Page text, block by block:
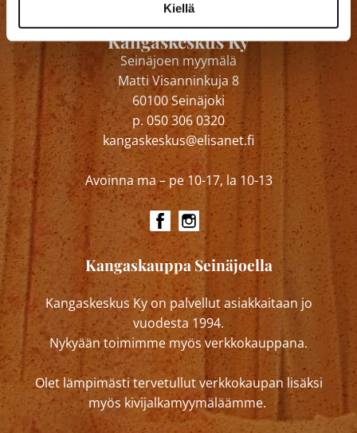
Kiellä
Kangaskeskus Ky
Seinäjoen myymälä
Matti Visanninkuja 8
60100 Seinäjoki
p. 050 306 0320
kangaskeskus@elisanet.fi
Avoinna ma – pe 10-17, la 10-13
Kangaskauppa Seinäjoella
Kangaskeskus Ky on palvellut asiakkaitaan jo
vuodesta 1994.
Nykyään toimimme myös verkkokauppana.
Olet lämpimästi tervetullut verkkokaupan lisäksi
myös kivijalkamyymäläämme.